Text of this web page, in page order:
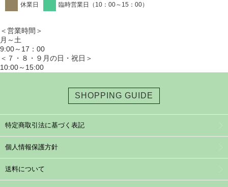
休業日 臨時営業日（10：00～15：00）
＜営業時間＞
月～土
9:00～17：00
＜７・８・９月の日・祝日＞
10:00～15:00
SHOPPING GUIDE
特定商取引法に基づく表記
個人情報保護方針
送料について